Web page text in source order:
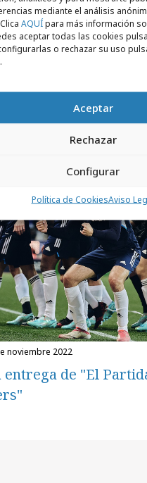
mediante el análisis
AQUÍpara más información
aceptar todas las cookies
o rechazar su uso
Aceptar
Rechazar
Configurar
Política de CookiesAviso
septiembre 2024
que
5
noviembre 2022
entrega de "El